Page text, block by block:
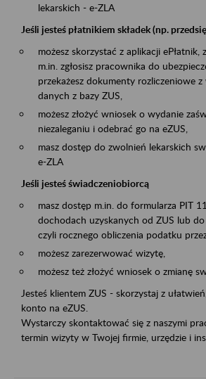
lekarskich - e-ZLA
Jeśli jesteś płatnikiem składek (np.
możesz skorzystać z aplikacji ePłatnik,
m.in. zgłosisz pracownika do
przekażesz dokumenty rozliczeniowe
danych z bazy ZUS,
możesz złożyć wniosek o wydanie
niezaleganiu i odebrać go na eZUS,
masz dostęp do zwolnień lekarskich
e-ZLA
Jeśli jesteś świadczeniobiorcą
masz dostęp m.in. do formularza PIT
dochodach uzyskanych od ZUS lub
czyli rocznego obliczenia podatku
możesz zarezerwować wizytę,
możesz też złożyć wniosek o zmianę
Jesteś klientem ZUS - skorzystaj z
konto na eZUS.
Wystarczy skontaktować się z naszymi
termin wizyty w Twojej firmie, urzędzie i